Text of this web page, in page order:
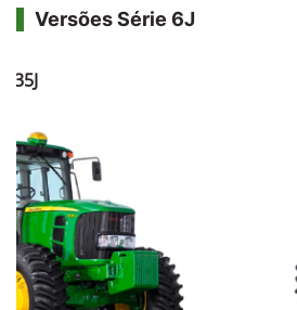
Versões Série 6J